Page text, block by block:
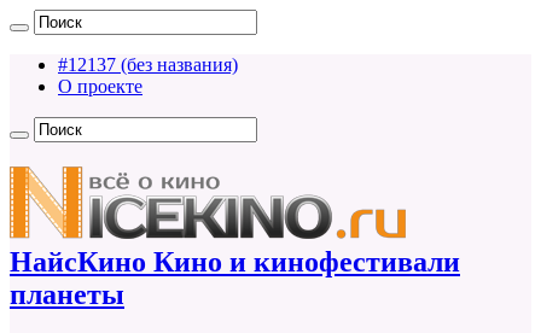
#12137 (без названия)
О проекте
НайсКино Кино и кинофестивали
планеты